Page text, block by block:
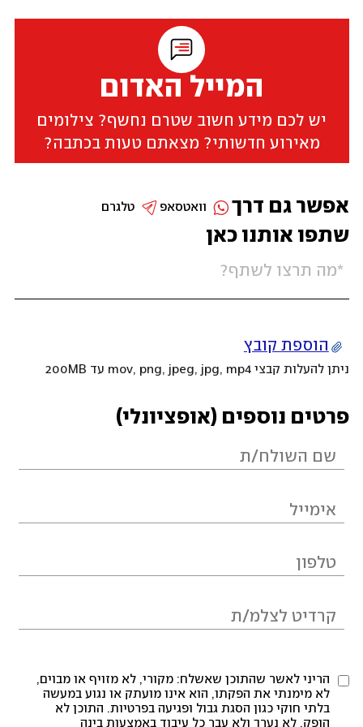
המייל האדום
יש לכם מידע חשוב שטרם נחשף? צילומים
מאירוע חדשותי? מצאתם טעות בכתבה?
שתפו אותנו כאן
הוספת קובץ
ניתן להעלות קבצי mov, png, jpeg, jpg, mp4 עד 200MB
פרטים נוספים (אופציונלי)
הריני לאשר שהתוכן שאשלח: מקורי, לא מזויף או מבוים,
לא מימנתי את הפקתו, הוא אינו מועתק או נגוע במעשה
בלתי חוקי כגון הסגת גבול ופגיעה בפרטיות. התוכן לא
הופק, לא נערך ולא עבר כל עיבוד באמצעות בינה
אפשר גם דרך טלגרם וואטסאפ